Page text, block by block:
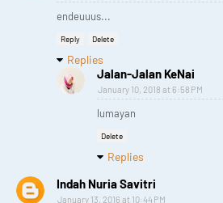
endeuuus...
Reply Delete
Replies
Jalan-Jalan KeNai
January 10, 2018 at 6:58 PM
lumayan
Delete
Replies
Indah Nuria Savitri
January 13, 2016 at 10:44 PM